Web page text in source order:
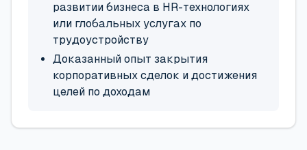
развитии бизнеса в HR-технологиях
или глобальных услугах по
трудоустройству
Доказанный опыт закрытия
корпоративных сделок и достижения
целей по доходам